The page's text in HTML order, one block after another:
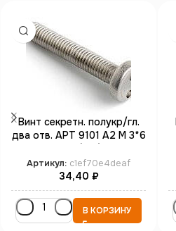
Винт секретн. полукр/гл.
два отв. АРТ 9101 А2 M 3*6
Артикул: c1ef70e4deaf
34,40 ₽
В КОРЗИНУ